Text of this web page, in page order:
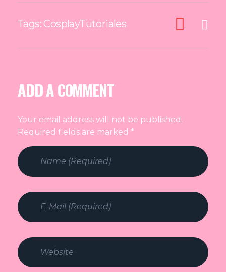
Tags:CosplayTutoriales
ADD A COMMENT
Your email address will not be published.
Required fields are marked *